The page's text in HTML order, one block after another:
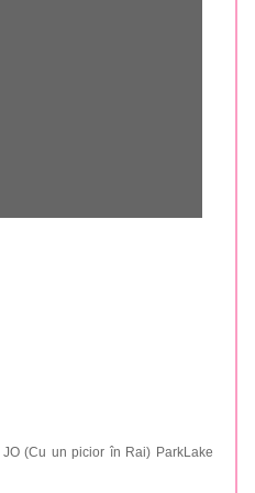
(Cu un picior în Rai) ParkLake